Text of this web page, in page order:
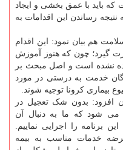
باید با عمق بخشی و ایجاد
رساندن این اقدامات به
هم بیان نمود: این اقدام
گیرد؛ چون که هنوز آموزش
نشده است و اصل مبحث بر
خدمت به درستی در مورد
بیماری کرونا توجیه شوند.
افزود: بدون شک تعجیل در
شود که ما به دنبال آن
برنامه را اجرایی نماییم.
خدمات مناسب به بیمه